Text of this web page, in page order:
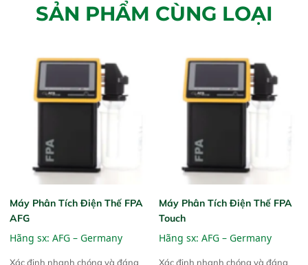
SẢN PHẨM CÙNG LOẠI
Máy Phân Tích Điện Thế FPA
AFG
Hãng sx: AFG – Germany
Xác định nhanh chóng và đáng
Máy Phân Tích Điện Thế FPA
Touch
Hãng sx: AFG – Germany
Xác định nhanh chóng và đáng